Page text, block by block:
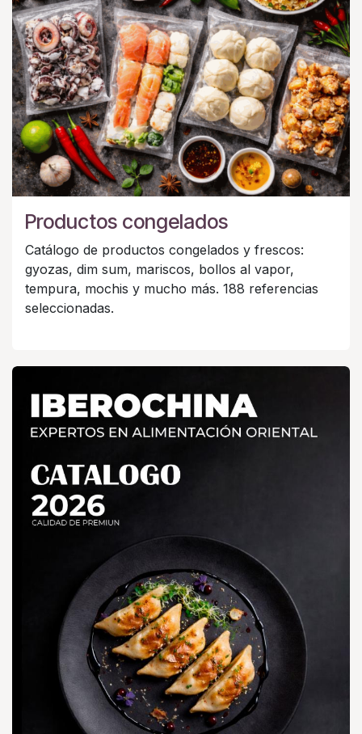
Productos congelados
Catálogo de productos congelados y frescos:
gyozas, dim sum, mariscos, bollos al vapor,
tempura, mochis y mucho más. 188 referencias
seleccionadas.